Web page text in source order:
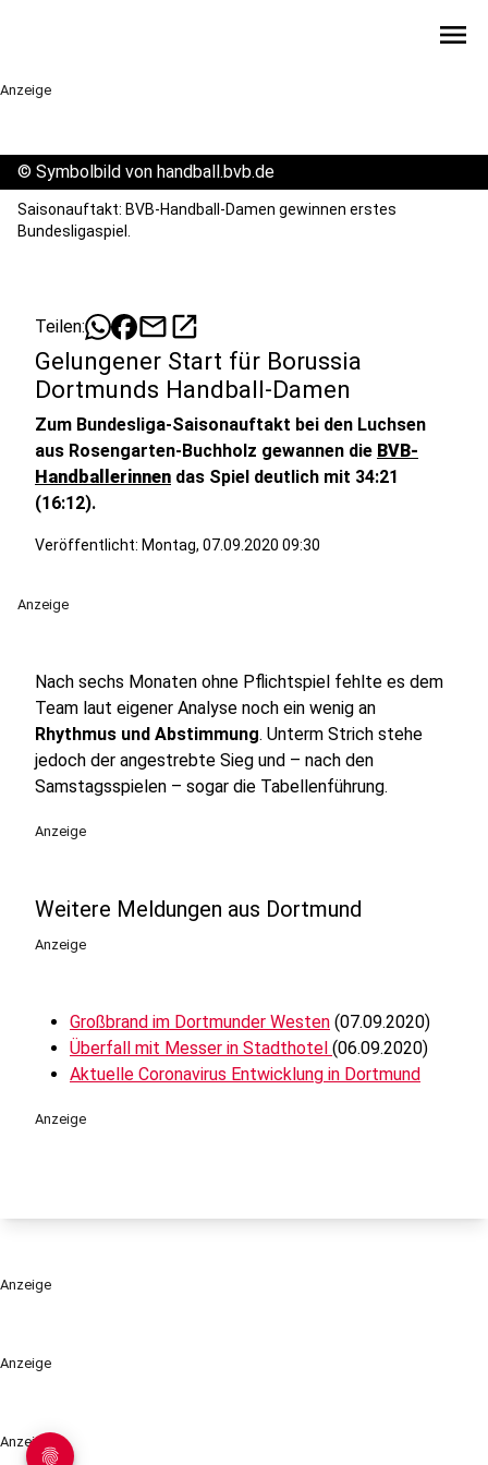
menu
Anzeige
Anzeige
Anzeige
© Symbolbild von handball.bvb.de
Saisonauftakt: BVB-Handball-Damen gewinnen erstes
Bundesligaspiel.
Teilen: mailopen_in_new
Gelungener Start für Borussia
Dortmunds Handball-Damen
Zum Bundesliga-Saisonauftakt bei den Luchsen
aus Rosengarten-Buchholz gewannen die BVB-
Handballerinnen das Spiel deutlich mit 34:21
(16:12).
Veröffentlicht: Montag, 07.09.2020 09:30
Anzeige
Nach sechs Monaten ohne Pflichtspiel fehlte es dem
Team laut eigener Analyse noch ein wenig an
Rhythmus und Abstimmung. Unterm Strich stehe
jedoch der angestrebte Sieg und – nach den
Samstagsspielen – sogar die Tabellenführung.
Anzeige
Weitere Meldungen aus Dortmund
Anzeige
Großbrand im Dortmunder Westen (07.09.2020)
Überfall mit Messer in Stadthotel (06.09.2020)
Aktuelle Coronavirus Entwicklung in Dortmund
Anzeige
Anzeige